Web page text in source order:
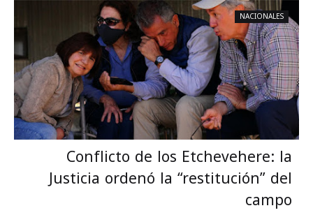
NACIONALES
Conflicto de los Etchevehere: la
Justicia ordenó la “restitución” del
campo